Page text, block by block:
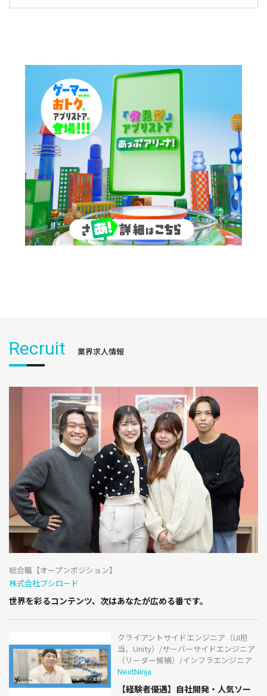
Recruit 業界求人情報
総合職【オープンポジション】
株式会社ブシロード
世界を彩るコンテンツ、次はあなたが広める番です。
クライアントサイドエンジニア（UI担
当、Unity）/サーバーサイドエンジニア
（リーダー候補）/インフラエンジニア
NextNinja
【経験者優遇】自社開発・人気ソー